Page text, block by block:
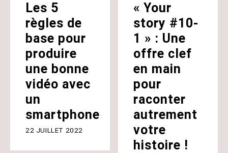
Les 5
règles de
base pour
produire
une bonne
vidéo avec
un
smartphone
22 JUILLET 2022
« Your
story #10-
1 » : Une
offre clef
en main
pour
raconter
autrement
votre
histoire !